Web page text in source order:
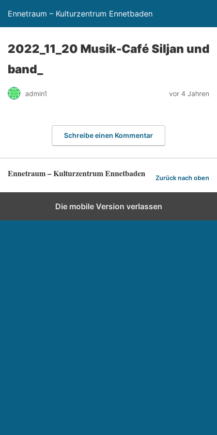
Ennetraum – Kulturzentrum Ennetbaden
2022_11_20 Musik-Café Siljan und
band_
admin1 vor 4 Jahren
Schreibe einen Kommentar
Ennetraum – Kulturzentrum Ennetbaden Zurück nach oben
Die mobile Version verlassen